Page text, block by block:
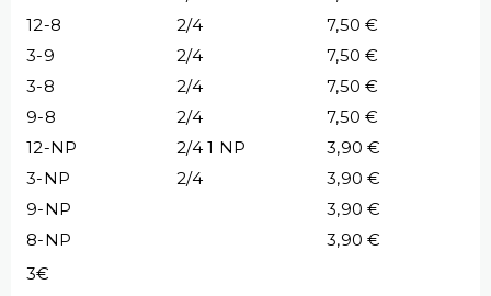
12-8
2/4
7,50 €
3-9
2/4
7,50 €
3-8
2/4
7,50 €
9-8
2/4
7,50 €
12-NP
2/4 1 NP
3,90 €
3-NP
2/4
3,90 €
9-NP
3,90 €
8-NP
3,90 €
3€